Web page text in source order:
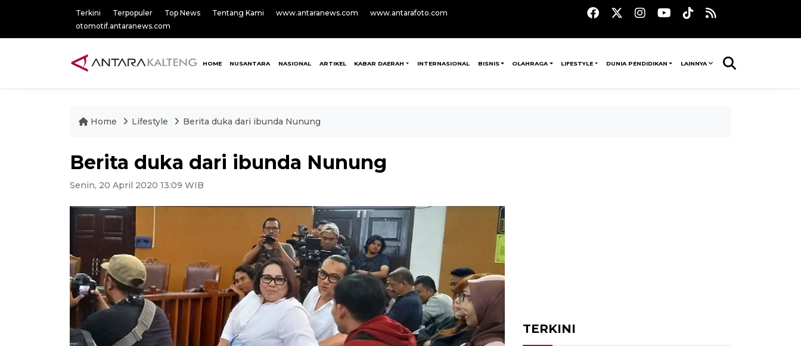
Terkini Terpopuler Top News Tentang Kami www.antaranews.com
www.antarafoto.com
otomotif.antaranews.com
HOME NUSANTARA NASIONAL ARTIKEL KABAR DAERAH INTERNASIONAL BISNIS OLAHRAGA LIFESTYLE DUNIA PENDIDIKAN LAINNYA
Home Lifestyle Berita duka dari ibunda Nunung
Berita duka dari ibunda Nunung
Senin, 20 April 2020 13:09 WIB
TERKINI